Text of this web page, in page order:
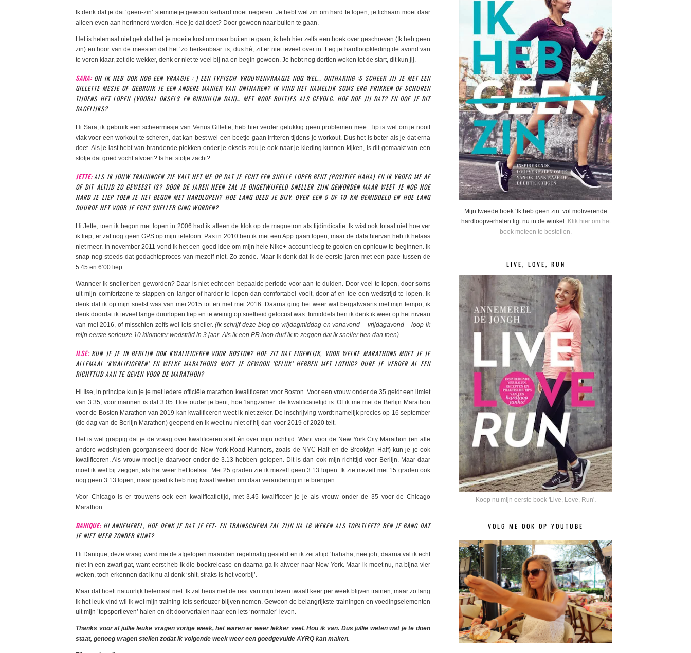
Ik denk dat je dat ‘geen-zin’ stemmetje gewoon keihard moet negeren. Je hebt wel zin om hard te lopen, je lichaam moet daar
alleen even aan herinnerd worden. Hoe je dat doet? Door gewoon naar buiten te gaan.
Het is helemaal niet gek dat het je moeite kost om naar buiten te gaan, ik heb hier zelfs een boek over geschreven (Ik heb geen
zin) en hoor van de meesten dat het ‘zo herkenbaar’ is, dus hé, zit er niet teveel over in. Leg je hardloopkleding de avond van
te voren klaar, zet die wekker, denk er niet te veel bij na en begin gewoon. Je hebt nog dertien weken tot de start, dit kun jij.
SARA:OH IK HEB OOK NOG EEN VRAAGJE :-) EEN TYPISCH VROUWENVRAAGJE NOG WEL… ONTHARING :S SCHEER JIJ JE MET EEN
GILLETTE MESJE OF GEBRUIK JE EEN ANDERE MANIER VAN ONTHAREN? IK VIND HET NAMELIJK SOMS ERG PRIKKEN OF SCHUREN
TIJDENS HET LOPEN (VOORAL OKSELS EN BIKINILIJN DAN)… MET RODE BULTJES ALS GEVOLG. HOE DOE JIJ DAT? EN DOE JE DIT
DAGELIJKS?
Hi Sara, ik gebruik een scheermesje van Venus Gillette, heb hier verder gelukkig geen problemen mee. Tip is wel om je nooit
vlak voor een workout te scheren, dat kan best wel een beetje gaan irriteren tijdens je workout. Dus het is beter als je dat erna
doet. Als je last hebt van brandende plekken onder je oksels zou je ook naar je kleding kunnen kijken, is dit gemaakt van een
stofje dat goed vocht afvoert? Is het stofje zacht?
JETTE:ALS IK JOUW TRAININGEN ZIE VALT HET ME OP DAT JE ECHT EEN SNELLE LOPER BENT (POSITIEF HAHA) EN IK VROEG ME AF
OF DIT ALTIJD ZO GEWEEST IS? DOOR DE JAREN HEEN ZAL JE ONGETWIJFELD SNELLER ZIJN GEWORDEN MAAR WEET JE NOG HOE
HARD JE LIEP TOEN JE NET BEGON MET HARDLOPEN? HOE LANG DEED JE BIJV. OVER EEN 5 OF 10 KM GEMIDDELD EN HOE LANG
DUURDE HET VOOR JE ECHT SNELLER GING WORDEN?
Hi Jette, toen ik begon met lopen in 2006 had ik alleen de klok op de magnetron als tijdindicatie. Ik wist ook totaal niet hoe ver
ik liep, er zat nog geen GPS op mijn telefoon. Pas in 2010 ben ik met een App gaan lopen, maar de data hiervan heb ik helaas
niet meer. In november 2011 vond ik het een goed idee om mijn hele Nike+ account leeg te gooien en opnieuw te beginnen. Ik
snap nog steeds dat gedachteproces van mezelf niet. Zo zonde. Maar ik denk dat ik de eerste jaren met een pace tussen de
5’45 en 6’00 liep.
Wanneer ik sneller ben geworden? Daar is niet echt een bepaalde periode voor aan te duiden. Door veel te lopen, door soms
uit mijn comfortzone te stappen en langer of harder te lopen dan comfortabel voelt, door af en toe een wedstrijd te lopen. Ik
denk dat ik op mijn snelst was van mei 2015 tot en met mei 2016. Daarna ging het weer wat bergafwaarts met mijn tempo, ik
denk doordat ik teveel lange duurlopen liep en te weinig op snelheid gefocust was. Inmiddels ben ik denk ik weer op het niveau
van mei 2016, of misschien zelfs wel iets sneller.(ik schrijf deze blog op vrijdagmiddag en vanavond – vrijdagavond – loop ik
mijn eerste serieuze 10 kilometer wedstrijd in 3 jaar. Als ik een PR loop durf ik te zeggen dat ik sneller ben dan toen).
ILSE:KUN JE JE IN BERLIJN OOK KWALIFICEREN VOOR BOSTON? HOE ZIT DAT EIGENLIJK, VOOR WELKE MARATHONS MOET JE JE
ALLEMAAL ‘KWALIFICEREN’ EN WELKE MARATHONS MOET JE GEWOON ‘GELUK’ HEBBEN MET LOTING? DURF JE VERDER AL EEN
RICHTTIJD AAN TE GEVEN VOOR DE MARATHON?
Hi Ilse, in principe kun je je met iedere officiële marathon kwalificeren voor Boston. Voor een vrouw onder de 35 geldt een limiet
van 3.35, voor mannen is dat 3.05. Hoe ouder je bent, hoe ‘langzamer’ de kwalificatietijd is. Of ik me met de Berlijn Marathon
voor de Boston Marathon van 2019 kan kwalificeren weet ik niet zeker. De inschrijving wordt namelijk precies op 16 september
(de dag van de Berlijn Marathon) geopend en ik weet nu niet of hij dan voor 2019 of 2020 telt.
Het is wel grappig dat je de vraag over kwalificeren stelt én over mijn richttijd. Want voor de New York City Marathon (en alle
andere wedstrijden georganiseerd door de New York Road Runners, zoals de NYC Half en de Brooklyn Half) kun je je ook
kwalificeren. Als vrouw moet je daarvoor onder de 3.13 hebben gelopen. Dit is dan ook mijn richttijd voor Berlijn. Maar daar
moet ik wel bij zeggen, als het weer het toelaat. Met 25 graden zie ik mezelf geen 3.13 lopen. Ik zie mezelf met 15 graden ook
nog geen 3.13 lopen, maar goed ik heb nog twaalf weken om daar verandering in te brengen.
Voor Chicago is er trouwens ook een kwalificatietijd, met 3.45 kwalificeer je je als vrouw onder de 35 voor de Chicago
Marathon.
DANIQUE: HI ANNEMEREL, HOE DENK JE DAT JE EET- EN TRAINSCHEMA ZAL ZIJN NA 16 WEKEN ALS TOPATLEET? BEN JE BANG DAT
JE NIET MEER ZONDER KUNT?
Hi Danique, deze vraag werd me de afgelopen maanden regelmatig gesteld en ik zei altijd ‘hahaha, nee joh, daarna val ik echt
niet in een zwart gat, want eerst heb ik die boekrelease en daarna ga ik alweer naar New York. Maar ik moet nu, na bijna vier
weken, toch erkennen dat ik nu al denk ‘shit, straks is het voorbij’.
Maar dat hoeft natuurlijk helemaal niet. Ik zal heus niet de rest van mijn leven twaalf keer per week blijven trainen, maar zo lang
ik het leuk vind wil ik wel mijn training iets serieuzer blijven nemen. Gewoon de belangrijkste trainingen en voedingselementen
uit mijn ’topsportleven’ halen en dit doorvertalen naar een iets ‘normaler’ leven.
Thanks voor al jullie leuke vragen vorige week, het waren er weer lekker veel. Hou ik van. Dus jullie weten wat je te doen
staat, genoeg vragen stellen zodat ik volgende week weer een goedgevulde AYRQ kan maken.
Mijn tweede boek ‘Ik heb geen zin’ vol motiverende
hardloopverhalen ligt nu in de winkel. Klik hier om het
boek meteen te bestellen.
LIVE, LOVE, RUN
Koop nu mijn eerste boek 'Live, Love, Run'.
VOLG ME OOK OP YOUTUBE